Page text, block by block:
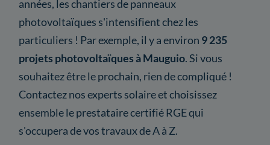
années, les chantiers de panneaux
photovoltaïques s'intensifient chez les
particuliers ! Par exemple, il y a environ 9 235
projets photovoltaïques à Mauguio. Si vous
souhaitez être le prochain, rien de compliqué !
Contactez nos experts solaire et choisissez
ensemble le prestataire certifié RGE qui
s'occupera de vos travaux de A à Z.